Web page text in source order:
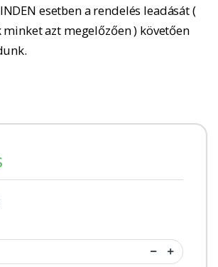
esetben a rendelés leadását (
azt megelőzően ) követően